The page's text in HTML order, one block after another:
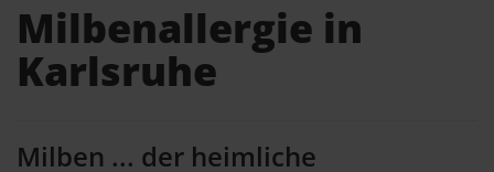
Milbenallergie in
Karlsruhe
Milben ... der heimliche